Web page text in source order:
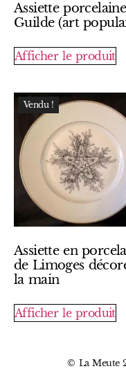
Assiette porcelaine
Guilde (art
Afficher le produit
Vendu !
Assiette en
de Limoges
la main
Afficher le produit
© La Meute